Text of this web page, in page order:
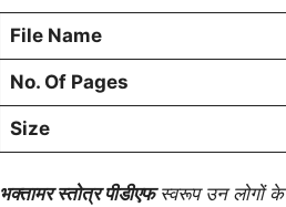
File Name
No. Of Pages
Size
भक्तामर स्तोत्र पीडीएफस्वरूप उन लोगों के